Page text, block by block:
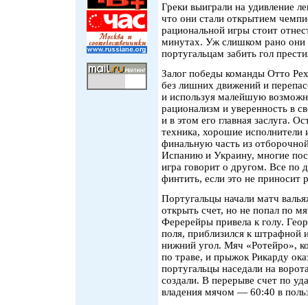
Греки выиграли на удивление
что они стали открытием
рациональной игры стоит
минутах. Уж слишком рано они
португальцам забить гол
Залог победы команды Отто
без лишних движений и
и используя малейшую
рационализм и уверенность в
и в этом его главная заслуга.
техника, хорошие исполнители
финальную часть из
Испанию и Украину, многие
игра говорит о другом. Все по
финтить, если это не приносит
Португальцы начали матч
открыть счет, но не попал по
Феререйры привела к голу.
поля, приблизился к штрафной
нижний угол. Мяч «Ротейро»,
по траве, и прыжок Рикарду
португальцы наседали на
создали. В перерыве счет по
владения мячом — 60:40 в